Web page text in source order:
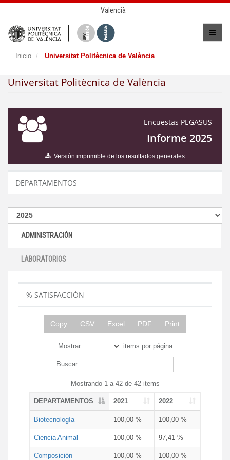
Valencià
Inicio Universitat Politècnica de València
Universitat Politècnica de València
Encuestas PEGASUS
Informe 2025
Versión imprimible de los resultados generales
DEPARTAMENTOS
ADMINISTRACIÓN
LABORATORIOS
% SATISFACCIÓN
Copy CSV Excel PDF Print
Mostrar items por página
Buscar:
Mostrando 1 a 42 de 42 items
DEPARTAMENTOS 2021 2022
Biotecnología 100,00 % 100,00 %
Ciencia Animal 100,00 % 97,41 %
Composición
100,00 % 100,00 %